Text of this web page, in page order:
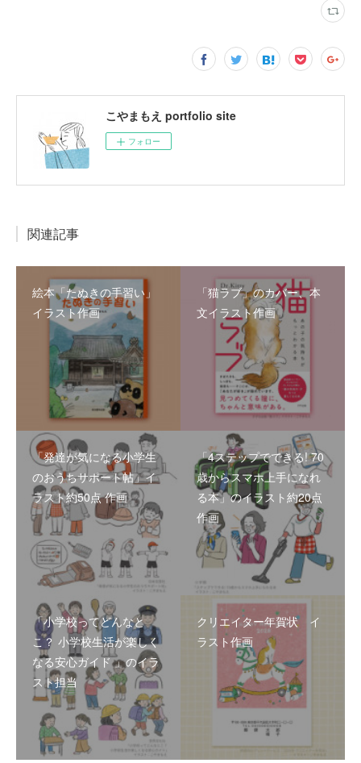
こやまもえ portfolio site
フォロー
関連記事
絵本「たぬきの手習い」
イラスト作画
「猫ラブ」のカバー、本
文イラスト作画
「発達が気になる小学生
のおうちサポート帖」イ
ラスト約50点 作画
「4ステップでできる! 70
歳からスマホ上手になれ
る本」のイラスト約20点
作画
「小学校ってどんなと
こ？ 小学校生活が楽しく
なる安心ガイド 」のイラ
スト担当
クリエイター年賀状 イ
ラスト作画